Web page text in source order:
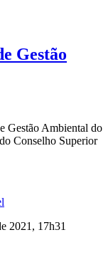
Gestão
Gestão Ambiental do
Conselho Superior
2021, 17h31